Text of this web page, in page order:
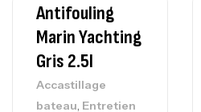
Antifouling
Marin Yachting
Gris 2.5l
Accastillage
bateau Entretien